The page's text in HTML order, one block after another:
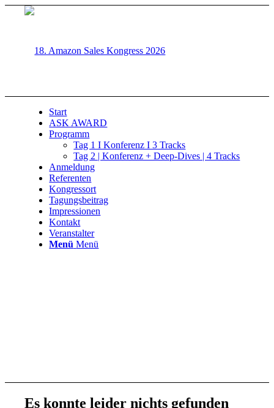
Start
ASK AWARD
Programm
Tag 1 I Konferenz I 3 Tracks
Tag 2 | Konferenz + Deep-Dives | 4 Tracks
Anmeldung
Referenten
Kongressort
Tagungsbeitrag
Impressionen
Kontakt
Veranstalter
Menü Menü
Es konnte leider nichts gefunden